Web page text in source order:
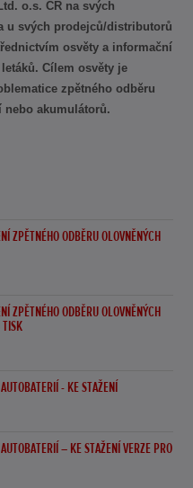
o.s. ČR na svých
u svých prodejců/distributorů
osvěty a informační
Cílem osvěty je
zpětného odběru
akumulátorů.
ZPĚTNÉHO ODBĚRU OLOVNĚNÝCH
ZPĚTNÉHO ODBĚRU OLOVNĚNÝCH
- KE STAŽENÍ
– KE STAŽENÍ VERZE PRO